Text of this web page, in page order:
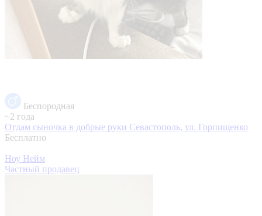
Беспородная
~2 года
Отдам сыночка в добрые руки Севастополь, ул. Горпищенко
Бесплатно
Ноу Нейм
Частный продавец